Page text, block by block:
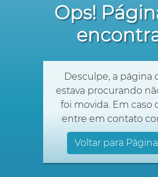
Ops!
Desculpe, a página
estava procurando
foi movida. Em caso
entre em contato
Voltar para